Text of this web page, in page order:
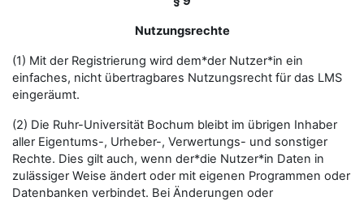
Nutzungsrechte
(1) Mit der Registrierung wird dem*der Nutzer*in ein
einfaches, nicht übertragbares Nutzungsrecht für das LMS
eingeräumt.
(2) Die Ruhr-Universität Bochum bleibt im übrigen Inhaber
aller Eigentums-, Urheber-, Verwertungs- und sonstiger
Rechte. Dies gilt auch, wenn der*die Nutzer*in Daten in
zulässiger Weise ändert oder mit eigenen Programmen oder
Datenbanken verbindet. Bei Änderungen oder